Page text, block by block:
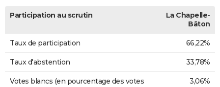
Participation au scrutin
La Chapelle-
Bâton
Taux de participation 66,22%
Taux d'abstention 33,78%
Votes blancs (en pourcentage des votes
3,06%